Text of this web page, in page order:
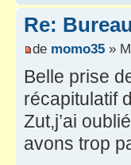
Re:
de momo35 »
Belle prise
récapitulatif
Zut,j’ai
avons trop